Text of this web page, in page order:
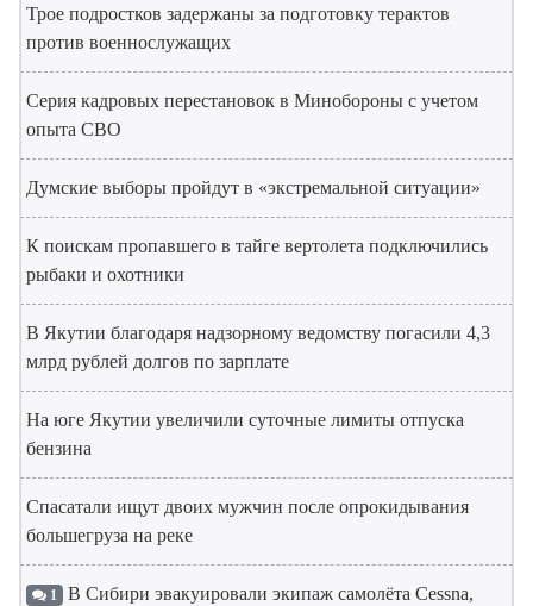
Трое подростков задержаны за подготовку терактов
против военнослужащих
Серия кадровых перестановок в Минобороны с учетом
опыта СВО
Думские выборы пройдут в «экстремальной ситуации»
К поискам пропавшего в тайге вертолета подключились
рыбаки и охотники
В Якутии благодаря надзорному ведомству погасили 4,3
млрд рублей долгов по зарплате
На юге Якутии увеличили суточные лимиты отпуска
бензина
Спасатали ищут двоих мужчин после опрокидывания
большегруза на реке
1 В Сибири эвакуировали экипаж самолёта Cessna,